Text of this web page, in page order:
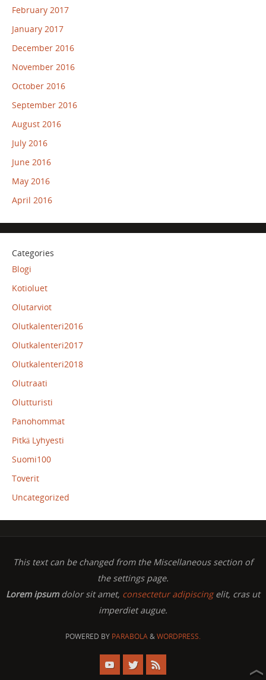
February 2017
January 2017
December 2016
November 2016
October 2016
September 2016
August 2016
July 2016
June 2016
May 2016
April 2016
Categories
Blogi
Kotioluet
Olutarviot
Olutkalenteri2016
Olutkalenteri2017
Olutkalenteri2018
Olutraati
Olutturisti
Panohommat
Pitkä Lyhyesti
Suomi100
Toverit
Uncategorized
This text can be changed from the Miscellaneous section of
the settings page.
Lorem ipsumdolor sit amet, consectetur adipiscingelit, cras ut
imperdiet augue.
POWERED BY PARABOLA&WORDPRESS.